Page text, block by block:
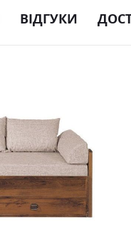
ВІДГУКИ